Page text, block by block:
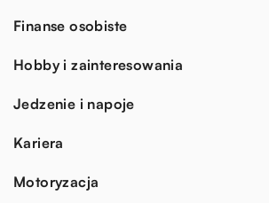
Finanse osobiste
Hobby i zainteresowania
Jedzenie i napoje
Kariera
Motoryzacja